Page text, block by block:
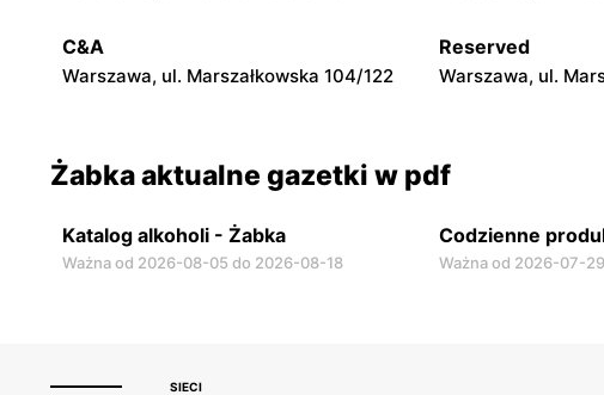
C&A
Warszawa, ul. Marszałkowska 104/122
Reserved
Warszawa, ul.
Żabka aktualne gazetki w pdf
Katalog alkoholi - Żabka
Ważna od 2026-08-05 do 2026-08-18
Codzienne
Ważna od 2026-07-
SIECI